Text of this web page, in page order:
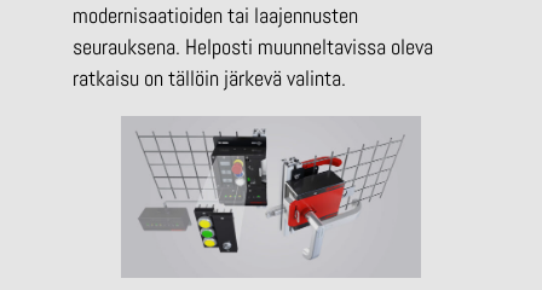
modernisaatioiden tai laajennusten
seurauksena. Helposti muunneltavissa oleva
ratkaisu on tällöin järkevä valinta.